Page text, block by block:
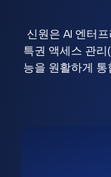
신원은 AI 엔터
특권 액세스 관리
능을 원활하게 통